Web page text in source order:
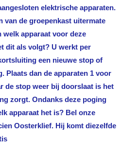
elektrische apparaten.
van de groepenkast uitermate
apparaat voor deze
dit als volgt? U werkt per
een nieuwe stop of
Plaats dan de apparaten 1 voor
de stop weer bij doorslaat is het
zorgt. Ondanks deze poging
apparaat het is? Bel onze
Oosterklief. Hij komt diezelfde